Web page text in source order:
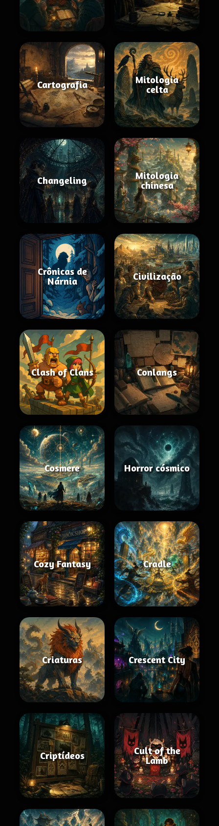
Cartografia
Mitologia
celta
Changeling
Mitologia
chinesa
Crônicas de
Nárnia
Civilização
Clash of Clans Conlangs
Cosmere Horror cósmico
Cozy Fantasy Cradle
Criaturas Crescent City
Criptídeos
Cult of the
Lamb